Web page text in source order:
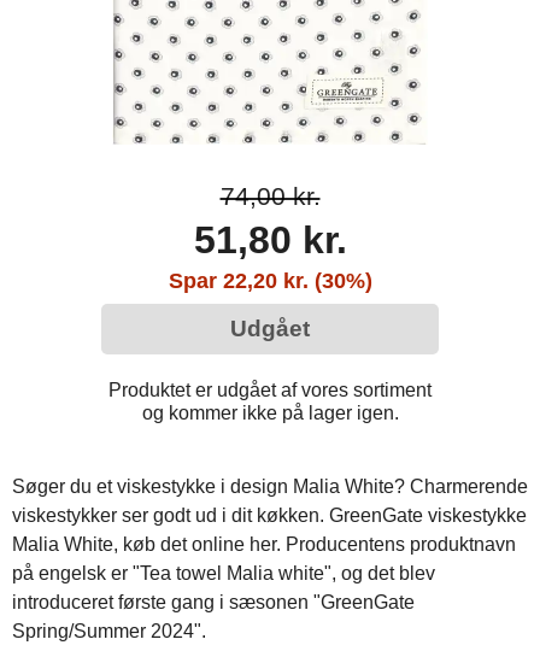
74,00 kr.
51,80 kr.
Spar 22,20 kr. (30%)
Udgået
Produktet er udgået af vores sortiment
og kommer ikke på lager igen.
Søger du et viskestykke i design Malia White? Charmerende
viskestykker ser godt ud i dit køkken. GreenGate viskestykke
Malia White, køb det online her. Producentens produktnavn
på engelsk er "Tea towel Malia white", og det blev
introduceret første gang i sæsonen "GreenGate
Spring/Summer 2024".